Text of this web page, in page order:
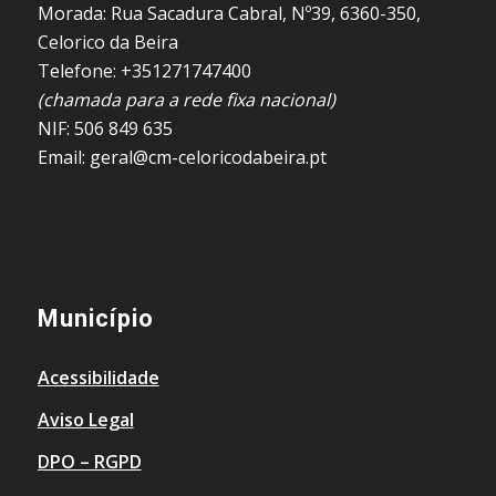
Morada: Rua Sacadura Cabral, Nº39, 6360-350,
Celorico da Beira
Telefone: +351271747400
(chamada para a rede fixa nacional)
NIF: 506 849 635
Email: geral@cm-celoricodabeira.pt
Município
Acessibilidade
Aviso Legal
DPO – RGPD